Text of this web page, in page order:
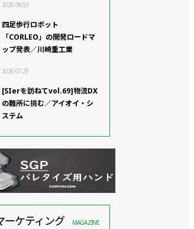
2026.08.03
四足歩行ロボット
「CORLEO」の開発ロードマ
ップ発表／川崎重工業
2026.07.29
[SIerを訪ねてvol.69]物流DX
の難所に挑む／アイオイ・シ
ステム
ーケティング MAGAZINE